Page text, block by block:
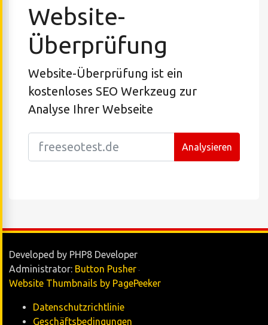
Website-
Überprüfung
Website-Überprüfung ist ein
kostenloses SEO Werkzeug zur
Analyse Ihrer Webseite
Analysieren
Developed by PHP8 Developer
Administrator: Button Pusher
Website Thumbnails by PagePeeker
Datenschutzrichtlinie
Geschäftsbedingungen